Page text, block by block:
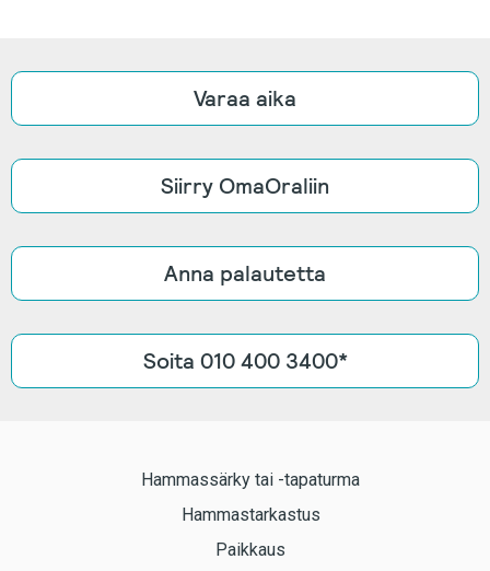
Varaa aika
Siirry OmaOraliin
Anna palautetta
Soita 010 400 3400*
Hammassärky tai -tapaturma
Hammastarkastus
Paikkaus